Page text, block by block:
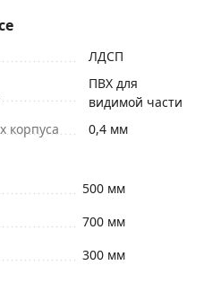
ЛДСП
ПВХ для
видимой части
корпуса
0,4 мм
500 мм
700 мм
300 мм